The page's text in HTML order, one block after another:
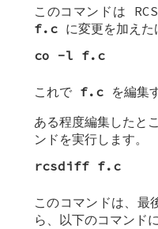
このコマンドは
f.c に変更を加えた
co -l f.c
これで f.c を編集
ある程度編集したと
ンドを実行します。
rcsdiff f.c
このコマンドは、最
ら、以下のコマンド